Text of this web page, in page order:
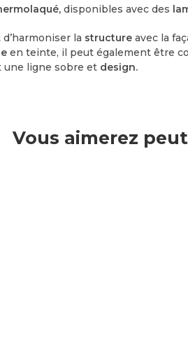
disponibles avec des
la structureavec la
en teinte, il peut également être
une ligne sobre et design.
Vous aimerez